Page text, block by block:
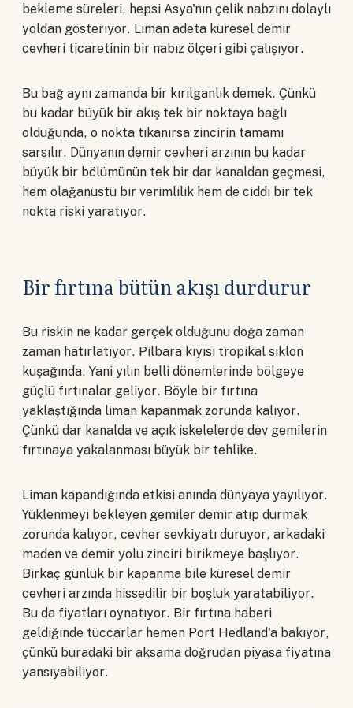
bekleme süreleri, hepsi Asya'nın çelik nabzını dolaylı
yoldan gösteriyor. Liman adeta küresel demir
cevheri ticaretinin bir nabız ölçeri gibi çalışıyor.
Bu bağ aynı zamanda bir kırılganlık demek. Çünkü
bu kadar büyük bir akış tek bir noktaya bağlı
olduğunda, o nokta tıkanırsa zincirin tamamı
sarsılır. Dünyanın demir cevheri arzının bu kadar
büyük bir bölümünün tek bir dar kanaldan geçmesi,
hem olağanüstü bir verimlilik hem de ciddi bir tek
nokta riski yaratıyor.
Bir fırtına bütün akışı durdurur
Bu riskin ne kadar gerçek olduğunu doğa zaman
zaman hatırlatıyor. Pilbara kıyısı tropikal siklon
kuşağında. Yani yılın belli dönemlerinde bölgeye
güçlü fırtınalar geliyor. Böyle bir fırtına
yaklaştığında liman kapanmak zorunda kalıyor.
Çünkü dar kanalda ve açık iskelelerde dev gemilerin
fırtınaya yakalanması büyük bir tehlike.
Liman kapandığında etkisi anında dünyaya yayılıyor.
Yüklenmeyi bekleyen gemiler demir atıp durmak
zorunda kalıyor, cevher sevkiyatı duruyor, arkadaki
maden ve demir yolu zinciri birikmeye başlıyor.
Birkaç günlük bir kapanma bile küresel demir
cevheri arzında hissedilir bir boşluk yaratabiliyor.
Bu da fiyatları oynatıyor. Bir fırtına haberi
geldiğinde tüccarlar hemen Port Hedland'a bakıyor,
çünkü buradaki bir aksama doğrudan piyasa fiyatına
yansıyabiliyor.